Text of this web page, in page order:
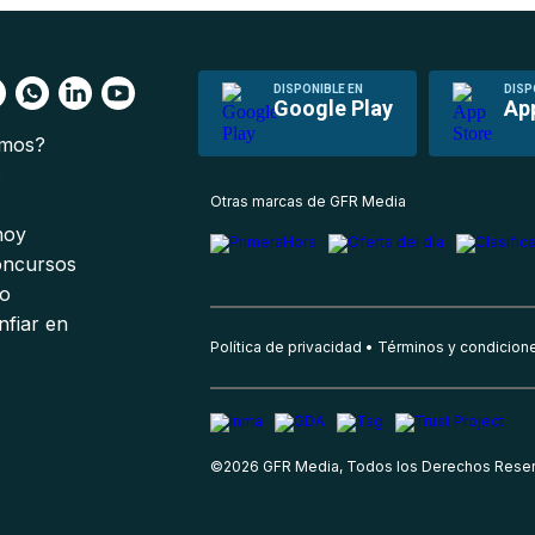
DISPONIBLE EN
Google Play
en
Otras marcas de GFR Media
Política de privacidad Términos y
©2026 GFR Media, Todos los Derechos